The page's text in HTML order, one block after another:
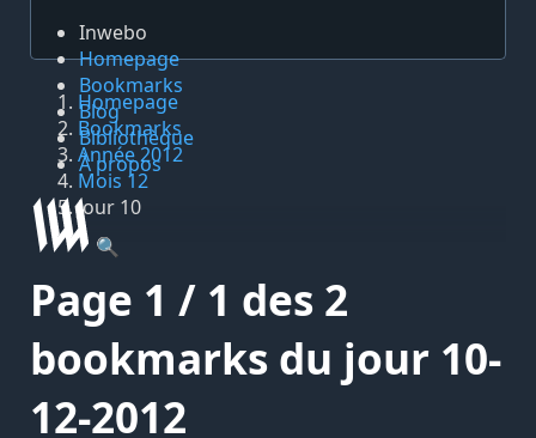
Inwebo
Homepage
Bookmarks
Blog
Bibliothèque
À propos
🔍
Homepage
Bookmarks
Année 2012
Mois 12
Jour 10
Page 1 / 1 des 2
bookmarks du jour 10-
12-2012